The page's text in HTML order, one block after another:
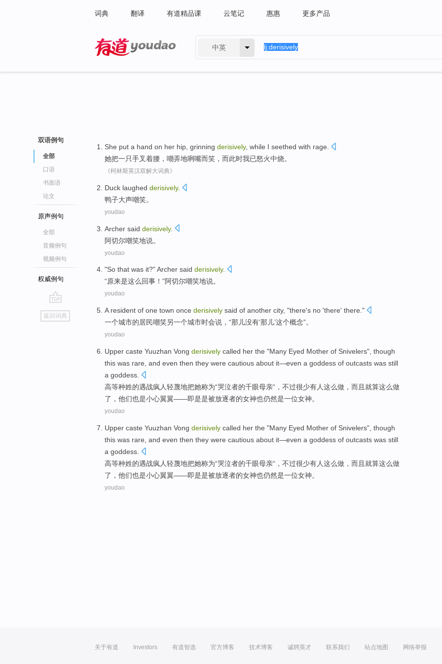
词典 翻译 有道精品课 云笔记 惠惠 更多产品
中英
双语例句
全部
口语
书面语
论文
原声例句
全部
音频例句
视频例句
权威例句
go
top
返回词典
She put a hand on her hip, grinning derisively, while I seethed with rage
她把一只手叉着腰，嘲弄地咧嘴而笑，而此时我已怒火中烧。
《柯林斯英汉双解大词典》
Duck laughed derisively.
鸭子大声嘲笑。
youdao
Archer said derisively.
阿切尔嘲笑地说。
youdao
"So that was it?"Archer said derisively.
“原来是这么回事！”阿切尔嘲笑地说。
youdao
A resident of one town once derisively said of another city, "there's no 'there' there ."
一个城市的居民嘲笑另一个城市时会说 ，“那儿没有‘那儿’这个概念”。
youdao
Upper caste Yuuzhan Vong derisively called her the "Many Eyed Mother of Snivelers", though
this was rare and even then they were cautious about it—even a goddess of outcasts was still
a goddess
高等种姓的遇战疯人轻蔑地把她称为“哭泣者的千眼母亲“， 不过很少有人这么做， 而且 就算这么做
了， 他们也是小心翼翼——即是是被放逐者的女神也仍然是一位女神。
youdao
Upper caste Yuuzhan Vong derisively called her the "Many Eyed Mother of Snivelers", though
this was rare and even then they were cautious about it—even a goddess of outcasts was still
a goddess
高等种姓的遇战疯人轻蔑地把她称为“哭泣者的千眼母亲“， 不过很少有人这么做， 而且 就算这么做
了， 他们也是小心翼翼——即是是被放逐者的女神也仍然是一位女神。
youdao
关于有道 Investors 有道智选 官方博客 技术博客 诚聘英才 联系我们 站点地图 网络举报